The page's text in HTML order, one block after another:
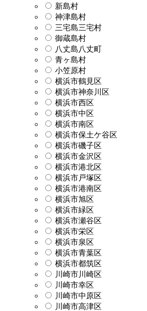
新島村
神津島村
三宅島三宅村
御蔵島村
八丈島八丈町
青ヶ島村
小笠原村
横浜市鶴見区
横浜市神奈川区
横浜市西区
横浜市中区
横浜市南区
横浜市保土ケ谷区
横浜市磯子区
横浜市金沢区
横浜市港北区
横浜市戸塚区
横浜市港南区
横浜市旭区
横浜市緑区
横浜市瀬谷区
横浜市栄区
横浜市泉区
横浜市青葉区
横浜市都筑区
川崎市川崎区
川崎市幸区
川崎市中原区
川崎市高津区